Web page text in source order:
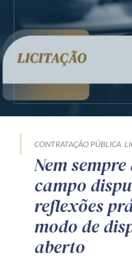
CONTRATAÇÃO PÚBLICA
Nem
campo
reflexões
modo de
aberto